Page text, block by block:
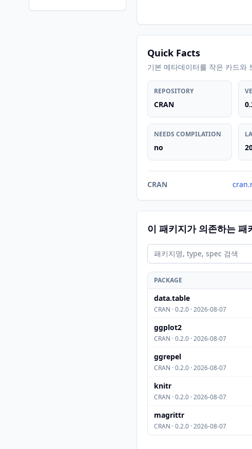
Quick Facts
기본 메타데이터를 작은 카드와
REPOSITORY
CRAN
NEEDS COMPILATION
no
CRAN
이 패키지가 의존하는 패
PACKAGE
data.table
CRAN · 0.2.0 · 2026-08-07
ggplot2
CRAN · 0.2.0 · 2026-08-07
ggrepel
CRAN · 0.2.0 · 2026-08-07
knitr
CRAN · 0.2.0 · 2026-08-07
magrittr
CRAN · 0.2.0 · 2026-08-07